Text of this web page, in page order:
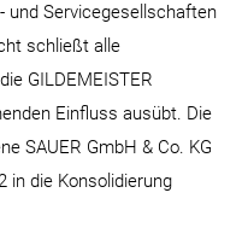
und Servicegesellschaften
schließt alle
GILDEMEISTER
Einfluss ausübt. Die
SAUER GmbH & Co. KG
in die Konsolidierung